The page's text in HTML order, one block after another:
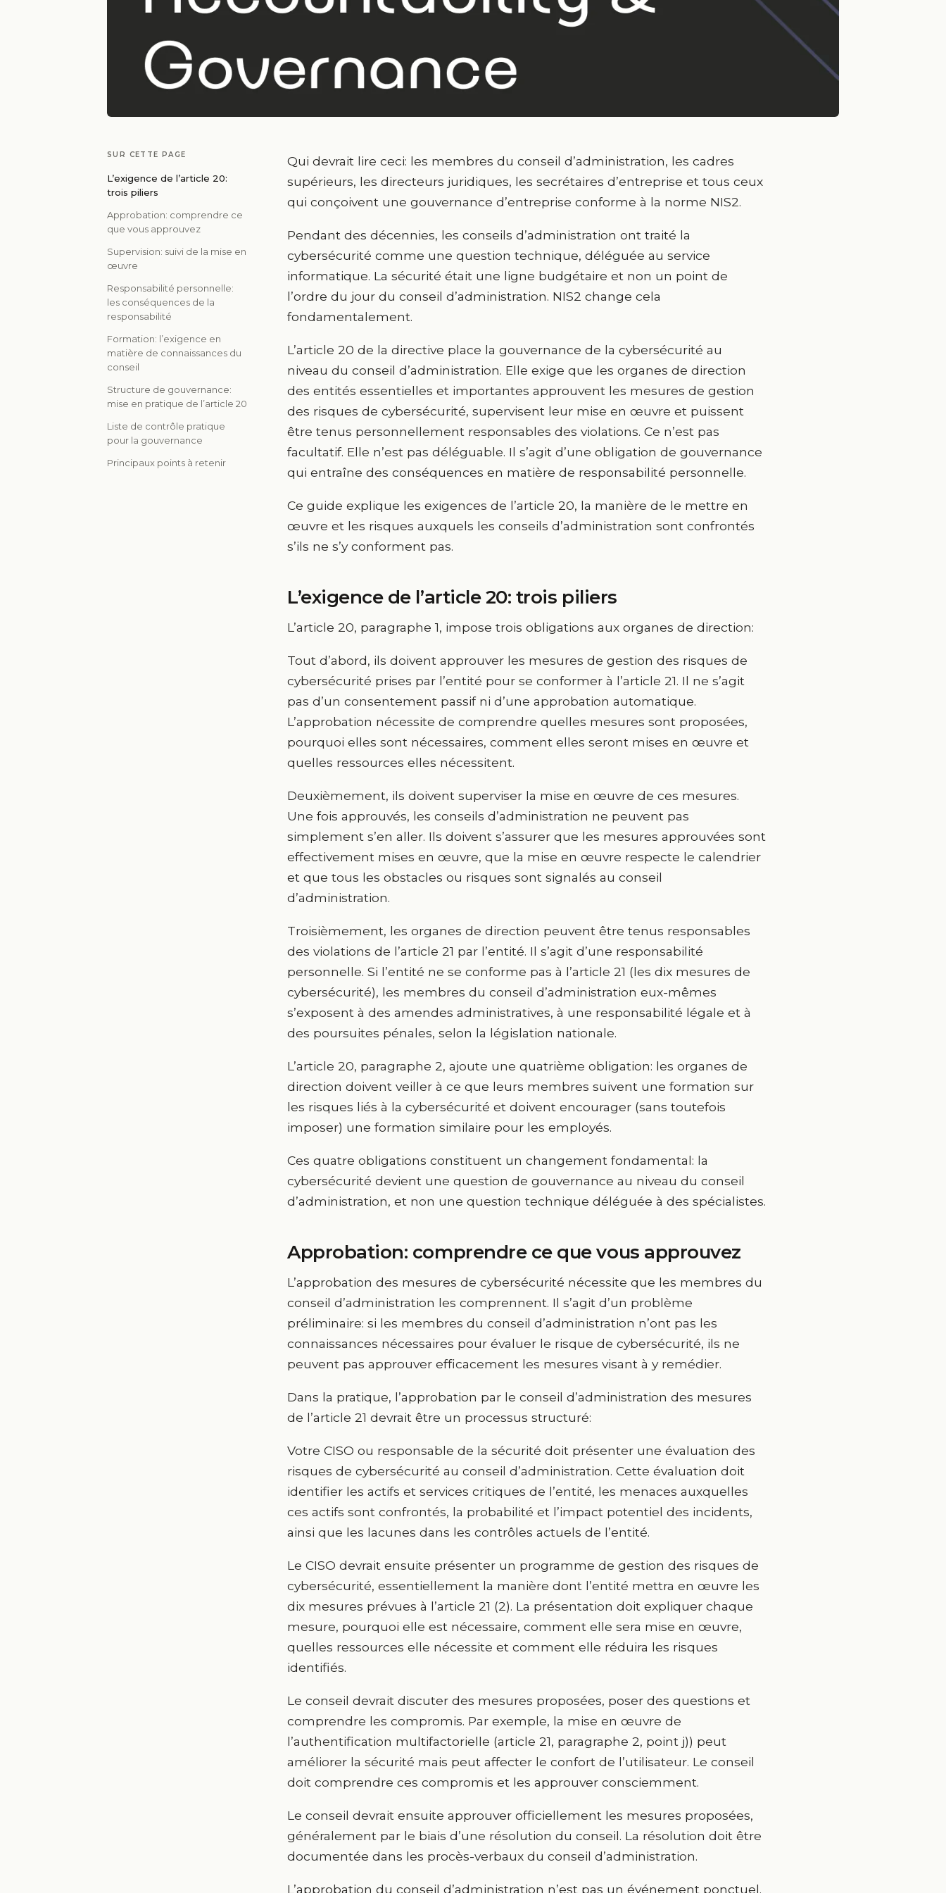
SUR CETTE PAGE
L’exigence de l’article 20:
trois piliers
Approbation: comprendre ce
que vous approuvez
Supervision: suivi de la mise en
œuvre
Responsabilité personnelle:
les conséquences de la
responsabilité
Formation: l’exigence en
matière de connaissances du
conseil
Structure de gouvernance:
mise en pratique de l’article 20
Liste de contrôle pratique
pour la gouvernance
Principaux points à retenir
Qui devrait lire ceci: les membres du conseil d’administration, les cadres
supérieurs, les directeurs juridiques, les secrétaires d’entreprise et tous ceux
qui conçoivent une gouvernance d’entreprise conforme à la norme NIS2.
Pendant des décennies, les conseils d’administration ont traité la
cybersécurité comme une question technique, déléguée au service
informatique. La sécurité était une ligne budgétaire et non un point de
l’ordre du jour du conseil d’administration. NIS2 change cela
fondamentalement.
L’article 20 de la directive place la gouvernance de la cybersécurité au
niveau du conseil d’administration. Elle exige que les organes de direction
des entités essentielles et importantes approuvent les mesures de gestion
des risques de cybersécurité, supervisent leur mise en œuvre et puissent
être tenus personnellement responsables des violations. Ce n’est pas
facultatif. Elle n’est pas déléguable. Il s’agit d’une obligation de gouvernance
qui entraîne des conséquences en matière de responsabilité personnelle.
Ce guide explique les exigences de l’article 20, la manière de le mettre en
œuvre et les risques auxquels les conseils d’administration sont confrontés
s’ils ne s’y conforment pas.
L’exigence de l’article 20: trois piliers
L’article 20, paragraphe 1, impose trois obligations aux organes de direction:
Tout d’abord, ils doivent approuver les mesures de gestion des risques de
cybersécurité prises par l’entité pour se conformer à l’article 21. Il ne s’agit
pas d’un consentement passif ni d’une approbation automatique.
L’approbation nécessite de comprendre quelles mesures sont proposées,
pourquoi elles sont nécessaires, comment elles seront mises en œuvre et
quelles ressources elles nécessitent.
Deuxièmement, ils doivent superviser la mise en œuvre de ces mesures.
Une fois approuvés, les conseils d’administration ne peuvent pas
simplement s’en aller. Ils doivent s’assurer que les mesures approuvées sont
effectivement mises en œuvre, que la mise en œuvre respecte le calendrier
et que tous les obstacles ou risques sont signalés au conseil
d’administration.
Troisièmement, les organes de direction peuvent être tenus responsables
des violations de l’article 21 par l’entité. Il s’agit d’une responsabilité
personnelle. Si l’entité ne se conforme pas à l’article 21 (les dix mesures de
cybersécurité), les membres du conseil d’administration eux-mêmes
s’exposent à des amendes administratives, à une responsabilité légale et à
des poursuites pénales, selon la législation nationale.
L’article 20, paragraphe 2, ajoute une quatrième obligation: les organes de
direction doivent veiller à ce que leurs membres suivent une formation sur
les risques liés à la cybersécurité et doivent encourager (sans toutefois
imposer) une formation similaire pour les employés.
Ces quatre obligations constituent un changement fondamental: la
cybersécurité devient une question de gouvernance au niveau du conseil
d’administration, et non une question technique déléguée à des spécialistes.
Approbation: comprendre ce que vous approuvez
L’approbation des mesures de cybersécurité nécessite que les membres du
conseil d’administration les comprennent. Il s’agit d’un problème
préliminaire: si les membres du conseil d’administration n’ont pas les
connaissances nécessaires pour évaluer le risque de cybersécurité, ils ne
peuvent pas approuver efficacement les mesures visant à y remédier.
Dans la pratique, l’approbation par le conseil d’administration des mesures
de l’article 21 devrait être un processus structuré:
Votre CISO ou responsable de la sécurité doit présenter une évaluation des
risques de cybersécurité au conseil d’administration. Cette évaluation doit
identifier les actifs et services critiques de l’entité, les menaces auxquelles
ces actifs sont confrontés, la probabilité et l’impact potentiel des incidents,
ainsi que les lacunes dans les contrôles actuels de l’entité.
Le CISO devrait ensuite présenter un programme de gestion des risques de
cybersécurité, essentiellement la manière dont l’entité mettra en œuvre les
dix mesures prévues à l’article 21 (2). La présentation doit expliquer chaque
mesure, pourquoi elle est nécessaire, comment elle sera mise en œuvre,
quelles ressources elle nécessite et comment elle réduira les risques
identifiés.
Le conseil devrait discuter des mesures proposées, poser des questions et
comprendre les compromis. Par exemple, la mise en œuvre de
l’authentification multifactorielle (article 21, paragraphe 2, point j)) peut
améliorer la sécurité mais peut affecter le confort de l’utilisateur. Le conseil
doit comprendre ces compromis et les approuver consciemment.
Le conseil devrait ensuite approuver officiellement les mesures proposées,
généralement par le biais d’une résolution du conseil. La résolution doit être
documentée dans les procès-verbaux du conseil d’administration.
L’approbation du conseil d’administration n’est pas un événement ponctuel.